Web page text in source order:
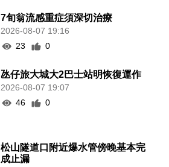
7旬翁流感重症須深切治療
2026-08-07 19:16
23
0
氹仔旅大城大2巴士站明恢復運作
2026-08-07 19:07
46
0
松山隧道口附近爆水管傍晚基本完
成止漏